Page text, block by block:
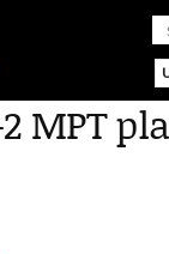
MPT